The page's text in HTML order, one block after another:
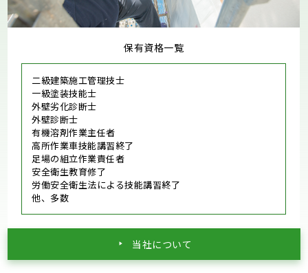
保有資格一覧
二級建築施工管理技士
一級塗装技能士
外壁劣化診断士
外壁診断士
有機溶剤作業主任者
高所作業車技能講習終了
足場の組立作業責任者
安全衛生教育修了
労働安全衛生法による技能講習終了
他、多数
当社について